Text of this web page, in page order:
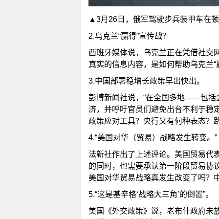
▲3月26日，俄军驾驶步兵装甲车在
2.乌克兰“赢得”宣传战？
西班牙媒体说，乌克兰正在凭借社交
真实的信息内容，是如何帮助乌克兰
3.中国部署稳增长政策早出快出。
彭博新闻社说，“在全国多地——包
济，并呼吁官员们避免出台不利于稳
政策应对工具？央行又有何种表态？
4.“美国对华（贸易）战略发生转变。”
法新社作出了上述评论。美国贸易代
的同时，也需要承认第一阶段贸易协
美国对华贸易战略真发生改变了吗？
5.“这是基辛格‘战略大三角’的倒置”。
美国《外交政策》说，老布什政府未